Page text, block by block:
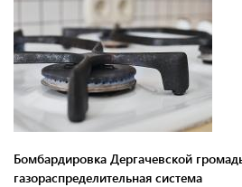
Бомбардировка Дергачевской
газораспределительная система